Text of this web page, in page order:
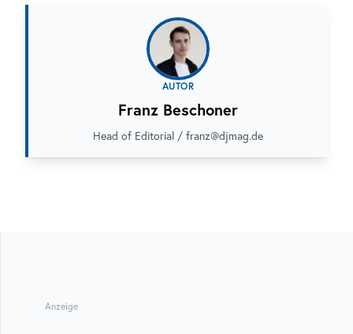
AUTOR
Franz Beschoner
Head of Editorial / franz@djmag.de
Anzeige